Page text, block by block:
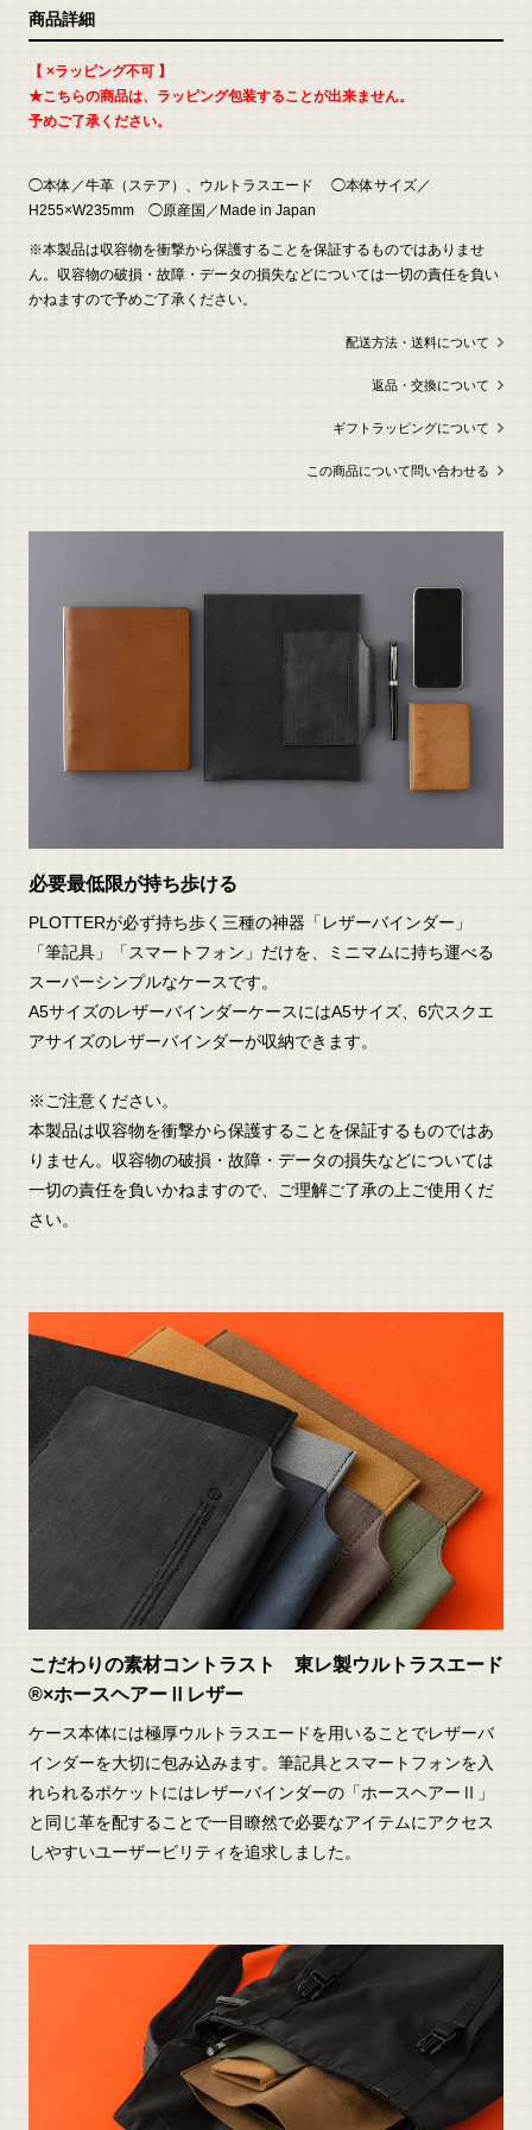
返
品
て
詳
細
は
問
わ
商品詳細
【 ×ラッピング不可 】
★こちらの商品は、ラッピング包装することが出来ません。
予めご了承ください。
◯本体／牛革（ステア）、ウルトラスエード ◯本体サイズ／
H255×W235mm ◯原産国／Made in Japan
※本製品は収容物を衝撃から保護することを保証するものではありませ
ん。収容物の破損・故障・データの損失などについては一切の責任を負い
かねますので予めご了承ください。
配送方法・送料について
返品・交換について
ギフトラッピングについて
この商品について問い合わせる
必要最低限が持ち歩ける
PLOTTERが必ず持ち歩く三種の神器「レザーバインダー」
「筆記具」「スマートフォン」だけを、ミニマムに持ち運べる
スーパーシンプルなケースです。
A5サイズのレザーバインダーケースにはA5サイズ、6穴スクエ
アサイズのレザーバインダーが収納できます。
※ご注意ください。
本製品は収容物を衝撃から保護することを保証するものではあ
りません。収容物の破損・故障・データの損失などについては
一切の責任を負いかねますので、ご理解ご了承の上ご使用くだ
さい。
こだわりの素材コントラスト 東レ製ウルトラスエード
®×ホースヘアーⅡレザー
ケース本体には極厚ウルトラスエードを用いることでレザーバ
インダーを大切に包み込みます。筆記具とスマートフォンを入
れられるポケットにはレザーバインダーの「ホースヘアーⅡ」
と同じ革を配することで一目瞭然で必要なアイテムにアクセス
しやすいユーザービリティを追求しました。